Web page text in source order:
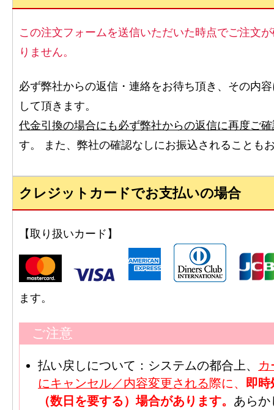
この注文フォームを送信いただいた時点でご注文
りません。
必ず弊社からの返信・連絡をお待ち頂き、その内
して頂きます。
代金引換の場合にも必ず弊社からの返信に再度ご
す。 また、弊社の確認なしにお振込されることも
クレジットカードでお支払いの場合
【取り扱いカード】
ます。
ご注意
払い戻しについて：システムの都合上、 カ
にキャンセル／内容変更される際に、 即時
（数日を要する）場合があります。 あらか